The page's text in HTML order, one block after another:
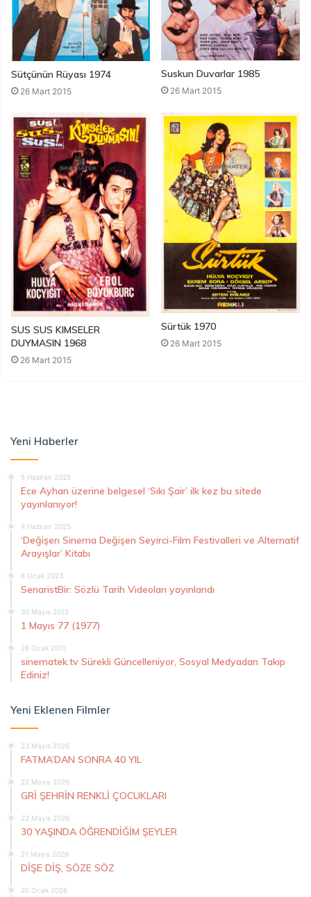
Sütçünün Rüyası 1974
26 Mart 2015
Suskun Duvarlar 1985
26 Mart 2015
SUS SUS KIMSELER
DUYMASIN 1968
26 Mart 2015
Sürtük 1970
26 Mart 2015
Yeni Haberler
5 Haziran 2025
Ece Ayhan üzerine belgesel ‘Sıkı Şair’ ilk kez bu sitede
yayınlanıyor!
4 Haziran 2025
‘Değişen Sinema Değişen Seyirci-Film Festivalleri ve Alternatif
Arayışlar’ Kitabı
6 Ocak 2023
SenaristBir: Sözlü Tarih Videoları yayınlandı
30 Mayıs 2015
1 Mayıs 77 (1977)
26 Ocak 2015
sinematek.tv Sürekli Güncelleniyor, Sosyal Medyadan Takip
Ediniz!
Yeni Eklenen Filmler
23 Mayıs 2026
FATMA’DAN SONRA 40 YIL
22 Mayıs 2026
GRİ ŞEHRİN RENKLİ ÇOCUKLARI
22 Mayıs 2026
30 YAŞINDA ÖĞRENDİĞİM ŞEYLER
21 Mayıs 2026
DİŞE DİŞ, SÖZE SÖZ
20 Ocak 2026